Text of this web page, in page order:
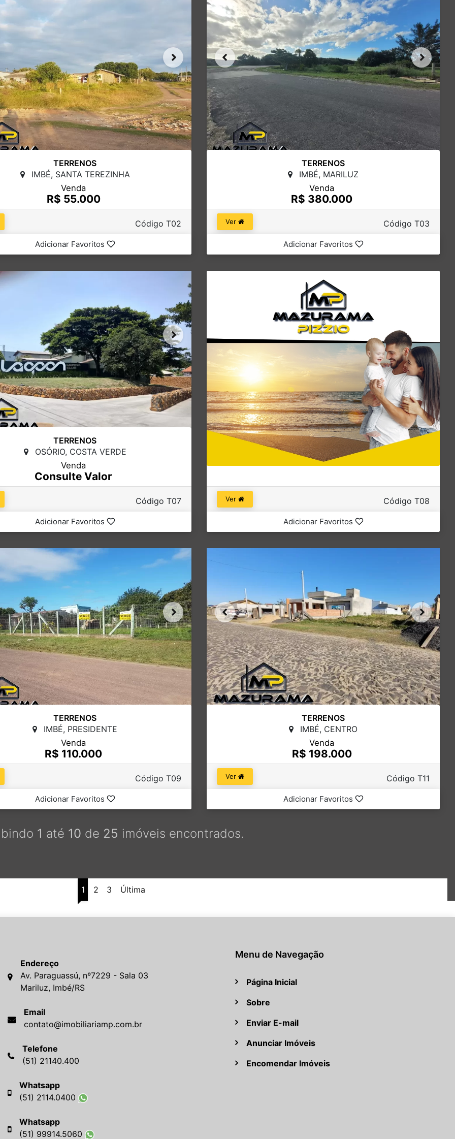
TERRENOS
IMBÉ, SANTA TEREZINHA
Venda
R$ 55.000
Código T02
Adicionar Favoritos
TERRENOS
IMBÉ, MARILUZ
Venda
R$ 380.000
Ver Código T03
Adicionar Favoritos
TERRENOS
OSÓRIO, COSTA VERDE
Venda
Consulte Valor
Código T07
Adicionar Favoritos
Ver Código T08
Adicionar Favoritos
TERRENOS
IMBÉ, PRESIDENTE
Venda
R$ 110.000
Código T09
Adicionar Favoritos
TERRENOS
IMBÉ, CENTRO
Venda
R$ 198.000
Ver Código T11
Adicionar Favoritos
1 até 10 de 25 imóveis encontrados.
1 2 3 Última
Endereço
Av. Paraguassú, nº7229 - Sala 03
Mariluz, Imbé/RS
Email
contato@imobiliariamp.com.br
Telefone
(51) 21140.400
Whatsapp
(51) 2114.0400
Whatsapp
(51) 99914.5060
Menu de Navegação
Página Inicial
Sobre
Enviar E-mail
Anunciar Imóveis
Encomendar Imóveis